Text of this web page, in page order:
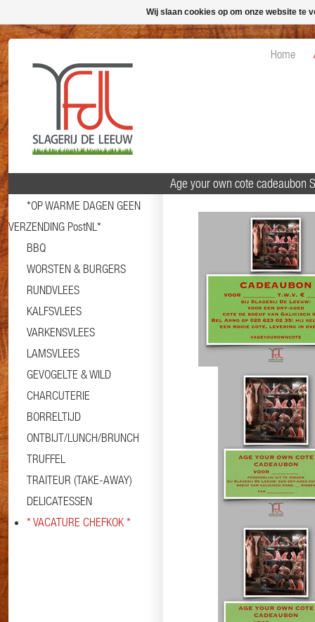
Home
*OP WARME DAGEN GEEN
VERZENDING PostNL*
BBQ
WORSTEN & BURGERS
RUNDVLEES
KALFSVLEES
VARKENSVLEES
LAMSVLEES
GEVOGELTE & WILD
CHARCUTERIE
BORRELTIJD
ONTBIJT/LUNCH/BRUNCH
TRUFFEL
TRAITEUR (TAKE-AWAY)
DELICATESSEN
* VACATURE CHEFKOK *
Age your own cote cadeaubon
Specificaties
Wij slaan cookies op om onze website te